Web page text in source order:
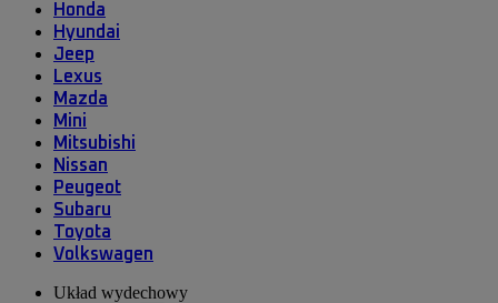
Honda
Hyundai
Jeep
Lexus
Mazda
Mini
Mitsubishi
Nissan
Peugeot
Subaru
Toyota
Volkswagen
Układ wydechowy